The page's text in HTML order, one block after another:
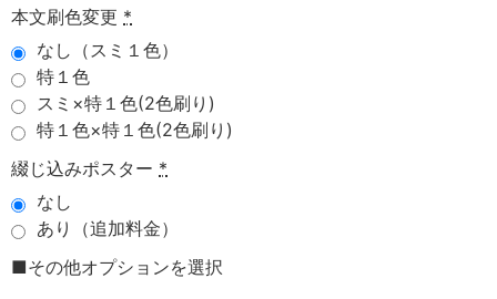
本文刷色変更 *
なし（スミ１色）
特１色
スミ×特１色(2色刷り)
特１色×特１色(2色刷り)
綴じ込みポスター *
なし
あり（追加料金）
■その他オプションを選択